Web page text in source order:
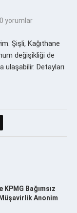
0 yorumlar
Şişli, Kağıthane
değişikliği de
ulaşabilir. Detayları
Bağımsız
Anonim